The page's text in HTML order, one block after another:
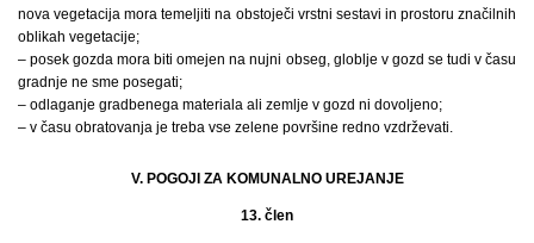
nova vegetacija mora temeljiti na obstoječi vrstni sestavi in prostoru značilnih
oblikah vegetacije;
– posek gozda mora biti omejen na nujni obseg, globlje v gozd se tudi v času
gradnje ne sme posegati;
– odlaganje gradbenega materiala ali zemlje v gozd ni dovoljeno;
– v času obratovanja je treba vse zelene površine redno vzdrževati.
V. POGOJI ZA KOMUNALNO UREJANJE
13. člen